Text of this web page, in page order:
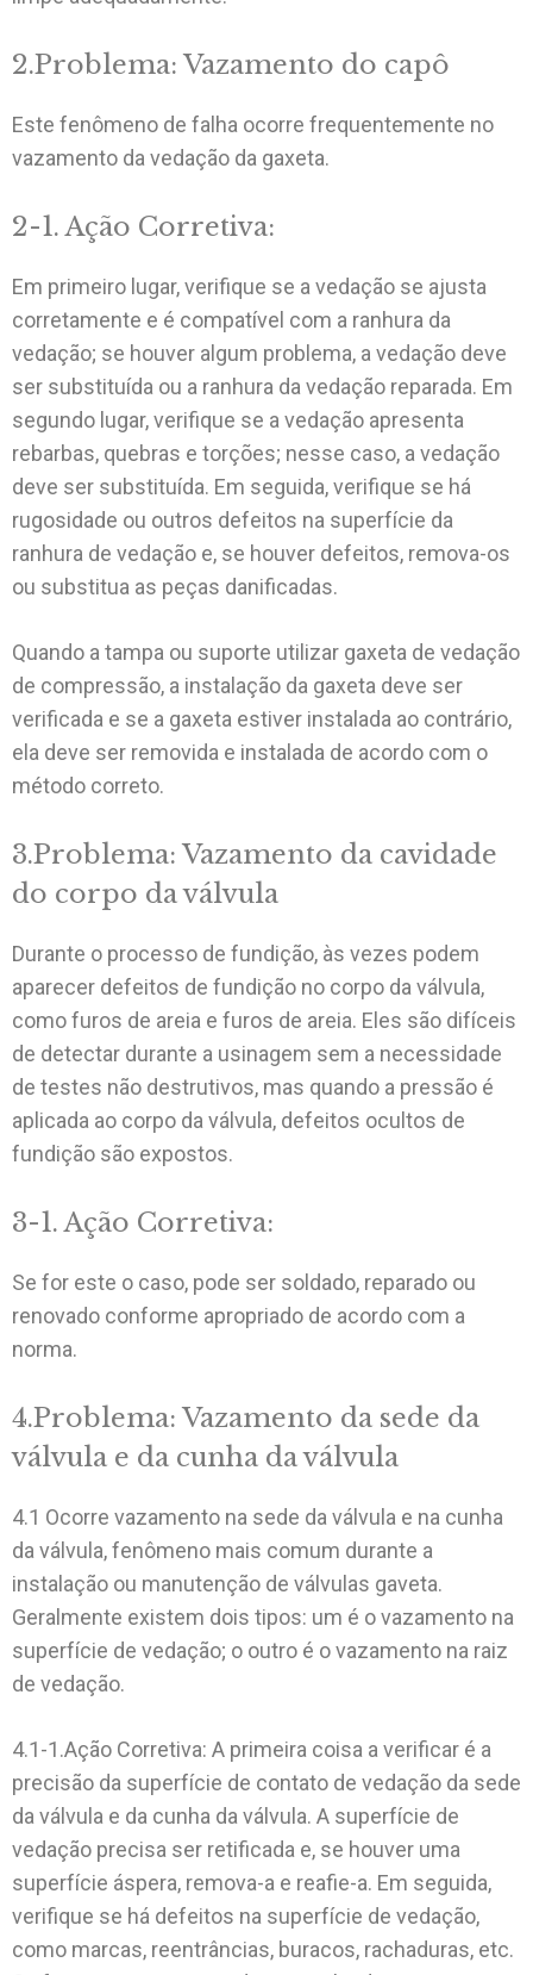
2.Problema: Vazamento do capô
Este fenômeno de falha ocorre frequentemente no
vazamento da vedação da gaxeta.
2-1. Ação Corretiva:
Em primeiro lugar, verifique se a vedação se ajusta
corretamente e é compatível com a ranhura da
vedação; se houver algum problema, a vedação deve
ser substituída ou a ranhura da vedação reparada. Em
segundo lugar, verifique se a vedação apresenta
rebarbas, quebras e torções; nesse caso, a vedação
deve ser substituída. Em seguida, verifique se há
rugosidade ou outros defeitos na superfície da
ranhura de vedação e, se houver defeitos, remova-os
ou substitua as peças danificadas.
Quando a tampa ou suporte utilizar gaxeta de vedação
de compressão, a instalação da gaxeta deve ser
verificada e se a gaxeta estiver instalada ao contrário,
ela deve ser removida e instalada de acordo com o
método correto.
3.Problema: Vazamento da cavidade
do corpo da válvula
Durante o processo de fundição, às vezes podem
aparecer defeitos de fundição no corpo da válvula,
como furos de areia e furos de areia. Eles são difíceis
de detectar durante a usinagem sem a necessidade
de testes não destrutivos, mas quando a pressão é
aplicada ao corpo da válvula, defeitos ocultos de
fundição são expostos.
3-1. Ação Corretiva:
Se for este o caso, pode ser soldado, reparado ou
renovado conforme apropriado de acordo com a
norma.
4.Problema: Vazamento da sede da
válvula e da cunha da válvula
4.1 Ocorre vazamento na sede da válvula e na cunha
da válvula, fenômeno mais comum durante a
instalação ou manutenção de válvulas gaveta.
Geralmente existem dois tipos: um é o vazamento na
superfície de vedação; o outro é o vazamento na raiz
de vedação.
4.1-1.Ação Corretiva: A primeira coisa a verificar é a
precisão da superfície de contato de vedação da sede
da válvula e da cunha da válvula. A superfície de
vedação precisa ser retificada e, se houver uma
superfície áspera, remova-a e reafie-a. Em seguida,
verifique se há defeitos na superfície de vedação,
como marcas, reentrâncias, buracos, rachaduras, etc.